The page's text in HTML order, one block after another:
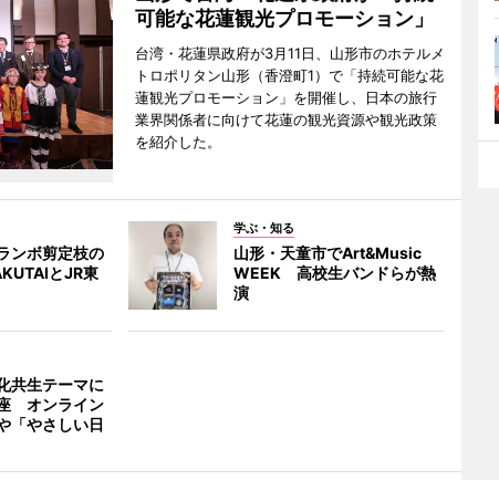
可能な花蓮観光プロモーション」
台湾・花蓮県政府が3月11日、山形市のホテルメ
トロポリタン山形（香澄町1）で「持続可能な花
蓮観光プロモーション」を開催し、日本の旅行
業界関係者に向けて花蓮の観光資源や観光政策
を紹介した。
ンボ剪定枝の
とJR東
学ぶ・知る
山形・天童市でArt&Music
WEEK 高校生バンドらが熱
演
共生テーマに
オンライン
「やさしい日